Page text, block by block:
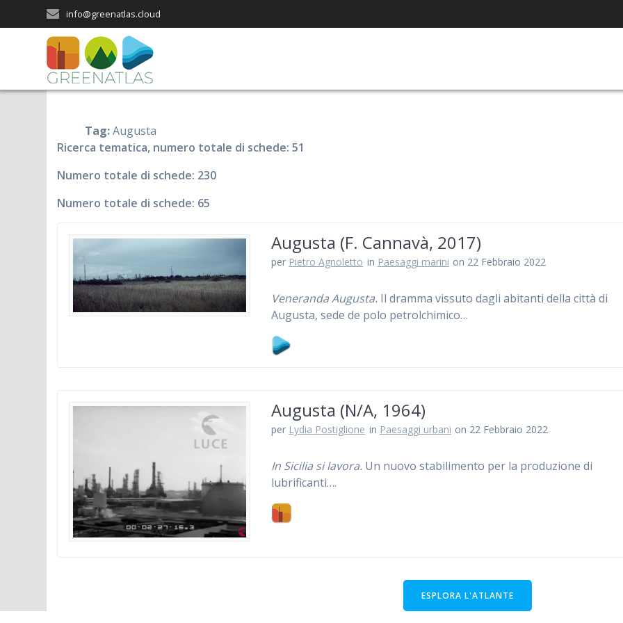
al
contenuto
info@greenatlas.cloud
Tag:Augusta
Ricerca tematica, numero totale di schede: 51
Numero totale di schede: 230
Numero totale di schede: 65
Augusta (F. Cannavà, 2017)
per Pietro Agnoletto in Paesaggi marini on 22 Febbraio 2022
Veneranda Augusta. Il dramma vissuto dagli abitanti della città di
Augusta, sede de polo petrolchimico…
Augusta (N/A, 1964)
per Lydia Postiglione in Paesaggi urbani on 22 Febbraio 2022
In Sicilia si lavora. Un nuovo stabilimento per la produzione di
lubrificanti….
ESPLORA L'ATLANTE